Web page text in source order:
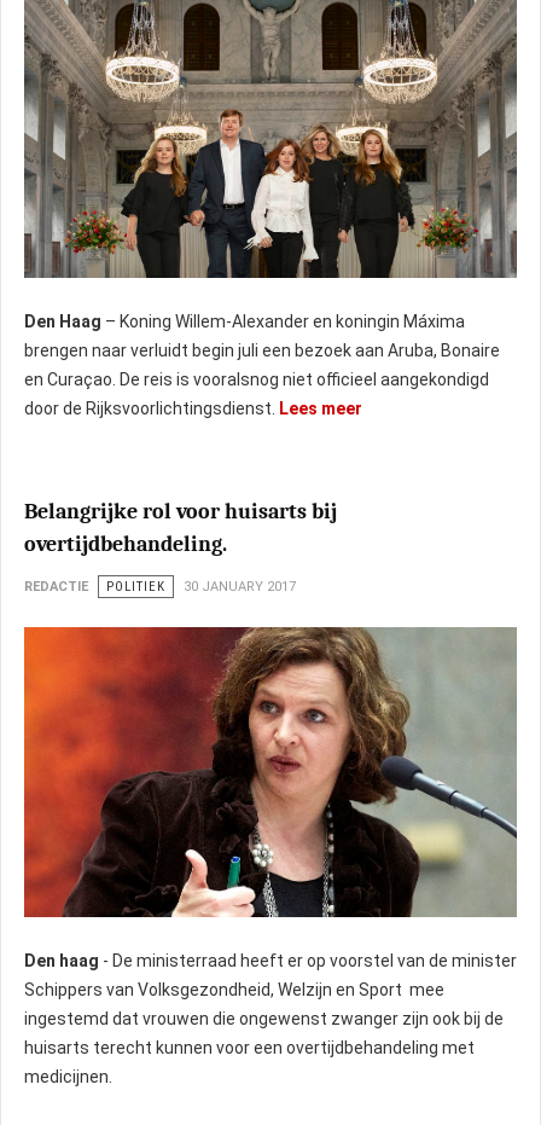
Den Haag – Koning Willem-Alexander en koningin Máxima
brengen naar verluidt begin juli een bezoek aan Aruba, Bonaire
en Curaçao. De reis is vooralsnog niet officieel aangekondigd
door de Rijksvoorlichtingsdienst. Lees meer
Belangrijke rol voor huisarts bij
overtijdbehandeling.
REDACTIE POLITIEK 30 JANUARY 2017
Den haag - De ministerraad heeft er op voorstel van de minister
Schippers van Volksgezondheid, Welzijn en Sport mee
ingestemd dat vrouwen die ongewenst zwanger zijn ook bij de
huisarts terecht kunnen voor een overtijdbehandeling met
medicijnen.